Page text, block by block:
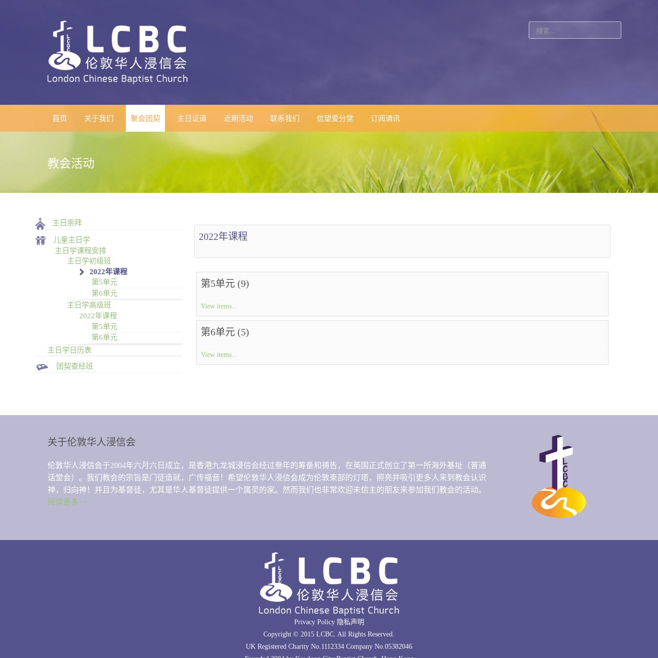
内
首页 关于我们 聚会团契 主日证道 近期活动 联系我们 信望爱分堂 订阅通讯
教会活动
主日崇拜
儿童主日学
主日学课程安排
主日学初级班
2022年课程
第5单元
第6单元
主日学高级班
2022年课程
第5单元
第6单元
主日学日历表
团契查经班
2022年课程
第5单元 (9)
View items...
第6单元 (5)
View items...
关于伦敦华人浸信会
伦敦华人浸信会于2004年六月六日成立，是香港九龙城浸信会经过叁年的筹备和祷告，在英国正式创立了第一所海外基址（普通
话堂会）。我们教会的宗旨是门徒造就，广传福音！希望伦敦华人浸信会成为伦敦束部的灯塔，照亮并吸引更多人来到教会认识
神，归向神！并且为基督徒，尤其是华人基督徒提供一个属灵的家。然而我们也非常欢迎未信主的朋友来参加我们教会的活动。
阅读更多>>
Privacy Policy 隐私声明
Copyright © 2015 LCBC. All Rights Reserved.
UK Registered Charity No.1112334 Company No.05382046